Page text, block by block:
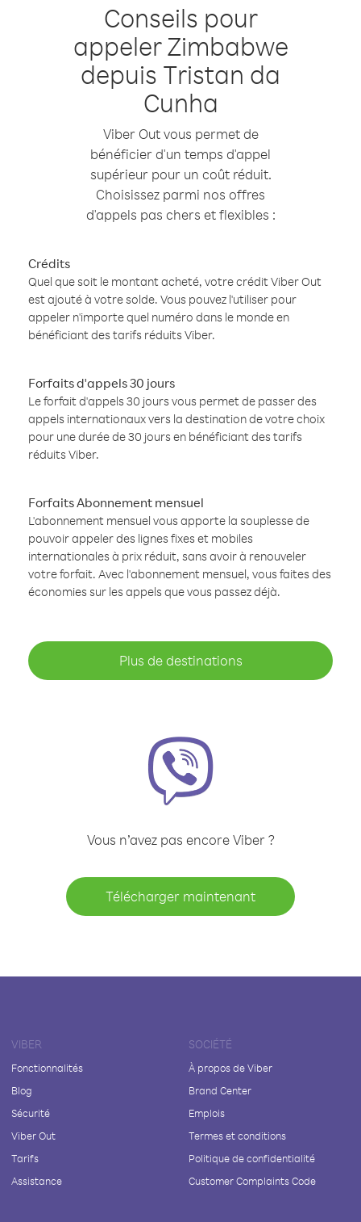
Conseils pour
appeler Zimbabwe
depuis Tristan da
Cunha
Viber Out vous permet de
bénéficier d'un temps d'appel
supérieur pour un coût réduit.
Choisissez parmi nos offres
d'appels pas chers et flexibles :
Crédits
Quel que soit le montant acheté, votre crédit Viber Out
est ajouté à votre solde. Vous pouvez l'utiliser pour
appeler n'importe quel numéro dans le monde en
bénéficiant des tarifs réduits Viber.
Forfaits d'appels 30 jours
Le forfait d'appels 30 jours vous permet de passer des
appels internationaux vers la destination de votre choix
pour une durée de 30 jours en bénéficiant des tarifs
réduits Viber.
Forfaits Abonnement mensuel
L'abonnement mensuel vous apporte la souplesse de
pouvoir appeler des lignes fixes et mobiles
internationales à prix réduit, sans avoir à renouveler
votre forfait. Avec l'abonnement mensuel, vous faites des
économies sur les appels que vous passez déjà.
Plus de destinations
Vous n’avez pas encore Viber ?
Télécharger maintenant
VIBER
Fonctionnalités
Blog
Sécurité
Viber Out
Tarifs
Assistance
SOCIÉTÉ
À propos de Viber
Brand Center
Emplois
Termes et conditions
Politique de confidentialité
Customer Complaints Code